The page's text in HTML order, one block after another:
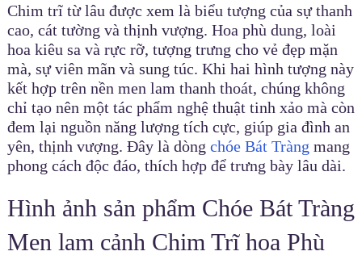
Chim trĩ từ lâu được xem là biểu tượng của sự thanh
cao, cát tường và thịnh vượng. Hoa phù dung, loài
hoa kiêu sa và rực rỡ, tượng trưng cho vẻ đẹp mặn
mà, sự viên mãn và sung túc. Khi hai hình tượng này
kết hợp trên nền men lam thanh thoát, chúng không
chỉ tạo nên một tác phẩm nghệ thuật tinh xảo mà còn
đem lại nguồn năng lượng tích cực, giúp gia đình an
yên, thịnh vượng. Đây là dòng chóe Bát Tràng mang
phong cách độc đáo, thích hợp để trưng bày lâu dài.
Hình ảnh sản phẩm Chóe Bát Tràng
Men lam cảnh Chim Trĩ hoa Phù